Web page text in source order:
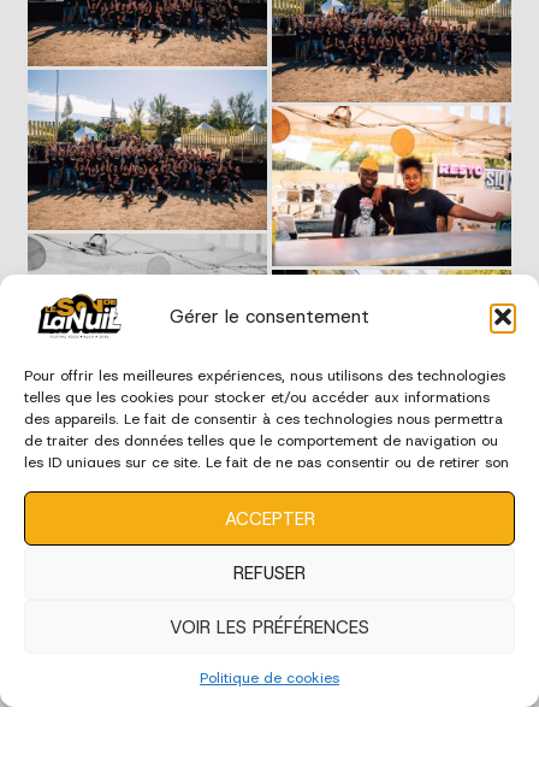
Gérer le consentement
Pour offrir les meilleures expériences, nous utilisons des technologies
telles que les cookies pour stocker et/ou accéder aux informations
des appareils. Le fait de consentir à ces technologies nous permettra
de traiter des données telles que le comportement de navigation ou
les ID uniques sur ce site. Le fait de ne pas consentir ou de retirer son
ACCEPTER
REFUSER
VOIR LES PRÉFÉRENCES
Politique de cookies